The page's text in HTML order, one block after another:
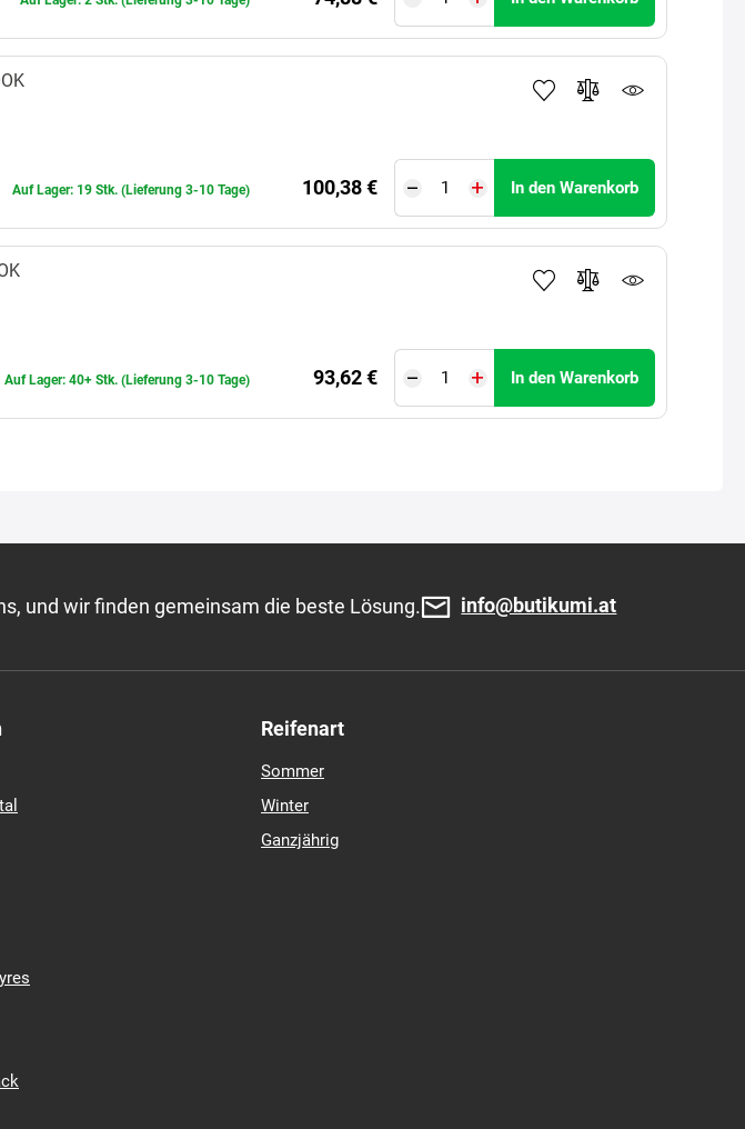
100,38 €
Auf Lager: 19 Stk. (Lieferung 3-10 Tage) In den Warenkorb
93,62 €
Auf Lager: 40+ Stk. (Lieferung 3-10 Tage) In den Warenkorb
und wir finden gemeinsam die beste Lösung. info@butikumi.at
Reifenart
Sommer
Winter
Ganzjährig